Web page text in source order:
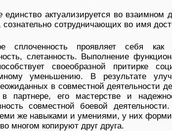
единство актуализируется во взаимном
сотрудничающих во имя
сплоченность проявляет себя как
слетанность. Выполнение
своеобразной притирке
уменьшению. В результате
в совместной деятельности
партнере, его мастерстве и
совместной боевой
же навыками и умениями, у них
многом копируют друг друга.